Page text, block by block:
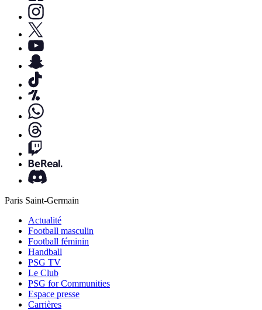
Paris Saint-Germain
Actualité
Football masculin
Football féminin
Handball
PSG TV
Le Club
PSG for Communities
Espace presse
Carrières